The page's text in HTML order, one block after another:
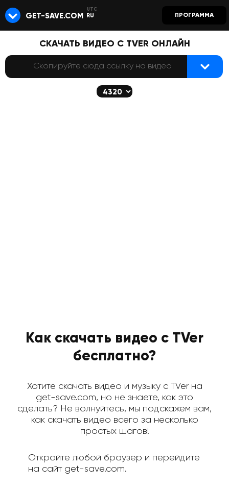
GET-SAVE.COM RU ПРОГРАММА
СКАЧАТЬ ВИДЕО С TVER ОНЛАЙН
Как скачать видео с TVer
бесплатно?
Хотите скачать видео и музыку с TVer на
get-save.com, но не знаете, как это
сделать? Не волнуйтесь, мы подскажем вам,
как скачать видео всего за несколько
простых шагов!
Откройте любой браузер и перейдите
на сайт get-save.com.